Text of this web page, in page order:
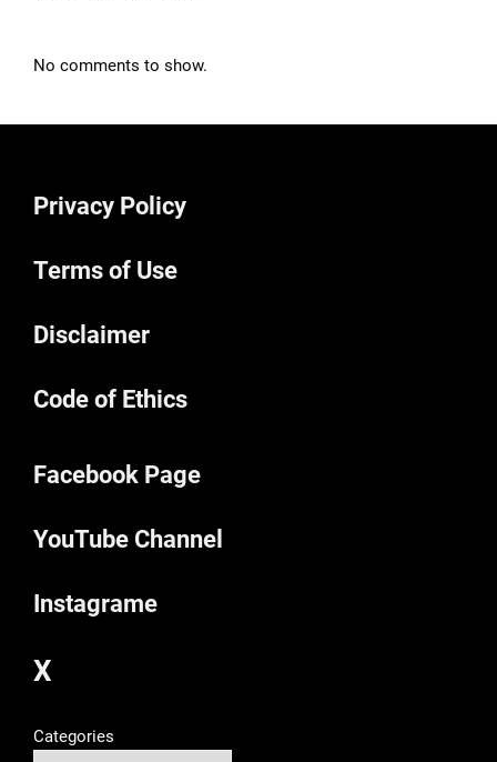
No comments to show.
Privacy Policy
Terms of Use
Disclaimer
Code of Ethics
Facebook Page
YouTube Channel
Instagrame
X
Categories